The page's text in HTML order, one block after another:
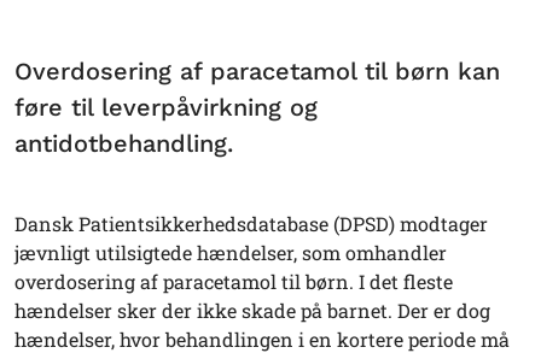
Overdosering af paracetamol til børn kan
føre til leverpåvirkning og
antidotbehandling.
Dansk Patientsikkerhedsdatabase (DPSD) modtager
jævnligt utilsigtede hændelser, som omhandler
overdosering af paracetamol til børn. I det fleste
hændelser sker der ikke skade på barnet. Der er dog
hændelser, hvor behandlingen i en kortere periode må